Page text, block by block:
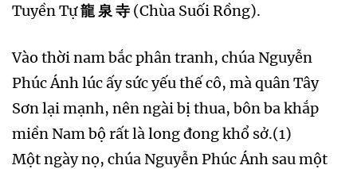
Tuyền Tự龍 泉 寺 (Chùa Suối Rồng).
Vào thời nam bắc phân tranh, chúa Nguyễn
Phúc Ánh lúc ấy sức yếu thế cô, mà quân Tây
Sơn lại mạnh, nên ngài bị thua, bôn ba khắp
miền Nam bộ rất là long đong khổ sở.(1)
Một ngày nọ, chúa Nguyễn Phúc Ánh sau một